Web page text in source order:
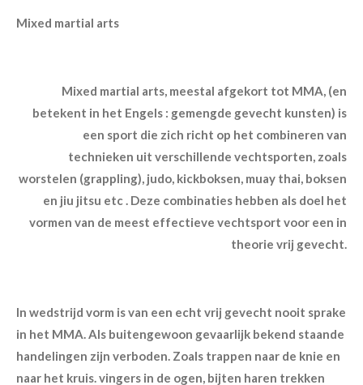
Mixed martial arts
Mixed martial arts, meestal afgekort tot MMA, (en
betekent in het Engels : gemengde gevecht kunsten) is
een sport die zich richt op het combineren van
technieken uit verschillende vechtsporten, zoals
worstelen (grappling), judo, kickboksen, muay thai, boksen
en jiu jitsu etc . Deze combinaties hebben als doel het
vormen van de meest effectieve vechtsport voor een in
theorie vrij gevecht.
In wedstrijd vorm is van een echt vrij gevecht nooit sprake
in het MMA. Als buitengewoon gevaarlijk bekend staande
handelingen zijn verboden. Zoals trappen naar de knie en
naar het kruis. vingers in de ogen, bijten haren trekken